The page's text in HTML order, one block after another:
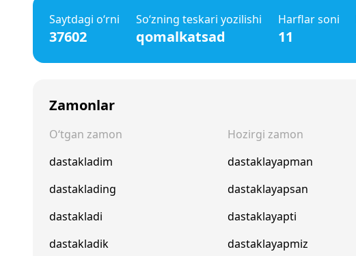
Saytdagi o‘rni
37602
So‘zning teskari yozilishi
qomalkatsad
Harflar soni
11
Zamonlar
O‘tgan zamon
dastakladim
dastaklading
dastakladi
dastakladik
Hozirgi zamon
dastaklayapman
dastaklayapsan
dastaklayapti
dastaklayapmiz